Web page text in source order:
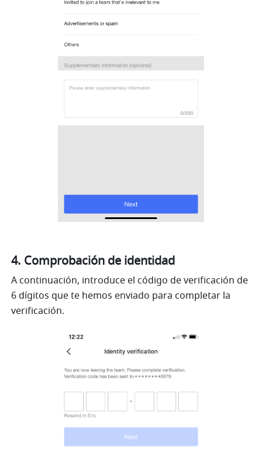
Comprobación de identidad
A continuación, introduce el código de verificación de
6 dígitos que te hemos enviado para completar la
verificación.